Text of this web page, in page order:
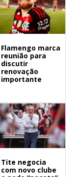
Flamengo marca
reunião para
discutir
renovação
importante
Tite negocia
com novo clube